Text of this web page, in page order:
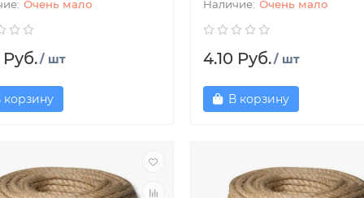
Очень мало
Руб./ шт
корзину
Очень мало
4.10 Руб./ шт
В корзину